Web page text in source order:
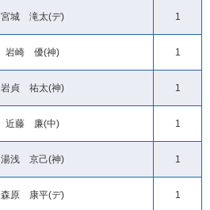
宮城 滝太(デ) 1
岩崎 優(神) 1
岩貞 祐太(神) 1
近藤 廉(中) 1
湯浅 京己(神) 1
森原 康平(デ) 1